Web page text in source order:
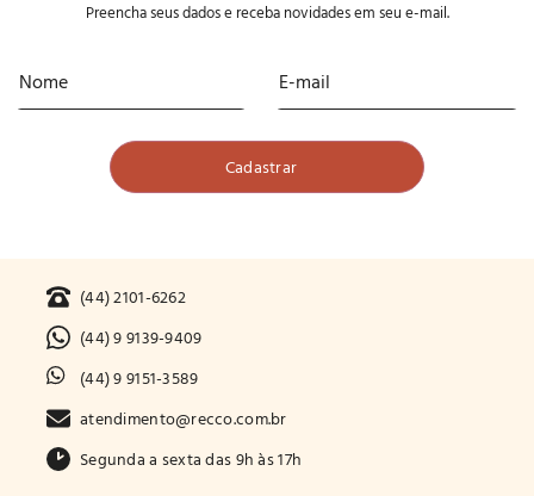
Preencha seus dados e receba novidades em seu e-mail.
(44) 2101-6262
(44) 9 9139-9409
(44) 9 9151-3589
atendimento@recco.com.br
Segunda a sexta das 9h às 17h